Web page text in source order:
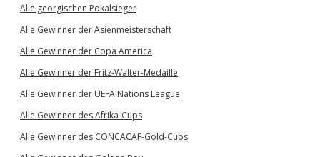
Alle georgischen Pokalsieger
Alle Gewinner der Asienmeisterschaft
Alle Gewinner der Copa America
Alle Gewinner der Fritz-Walter-Medaille
Alle Gewinner der UEFA Nations League
Alle Gewinner des Afrika-Cups
Alle Gewinner des CONCACAF-Gold-Cups